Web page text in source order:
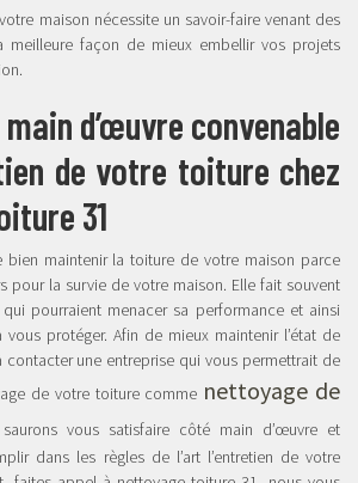
maison nécessite un savoir-faire venant des
meilleure façon de mieux embellir vos projets
main d’œuvre convenable
de votre toiture chez
31
maintenir la toiture de votre maison parce
pour la survie de votre maison. Elle fait souvent
pourraient menacer sa performance et ainsi
protéger. Afin de mieux maintenir l’état de
une entreprise qui vous permettrait de
de votre toiture comme nettoyage de
vous satisfaire côté main d’œuvre et
dans les règles de l’art l’entretien de votre